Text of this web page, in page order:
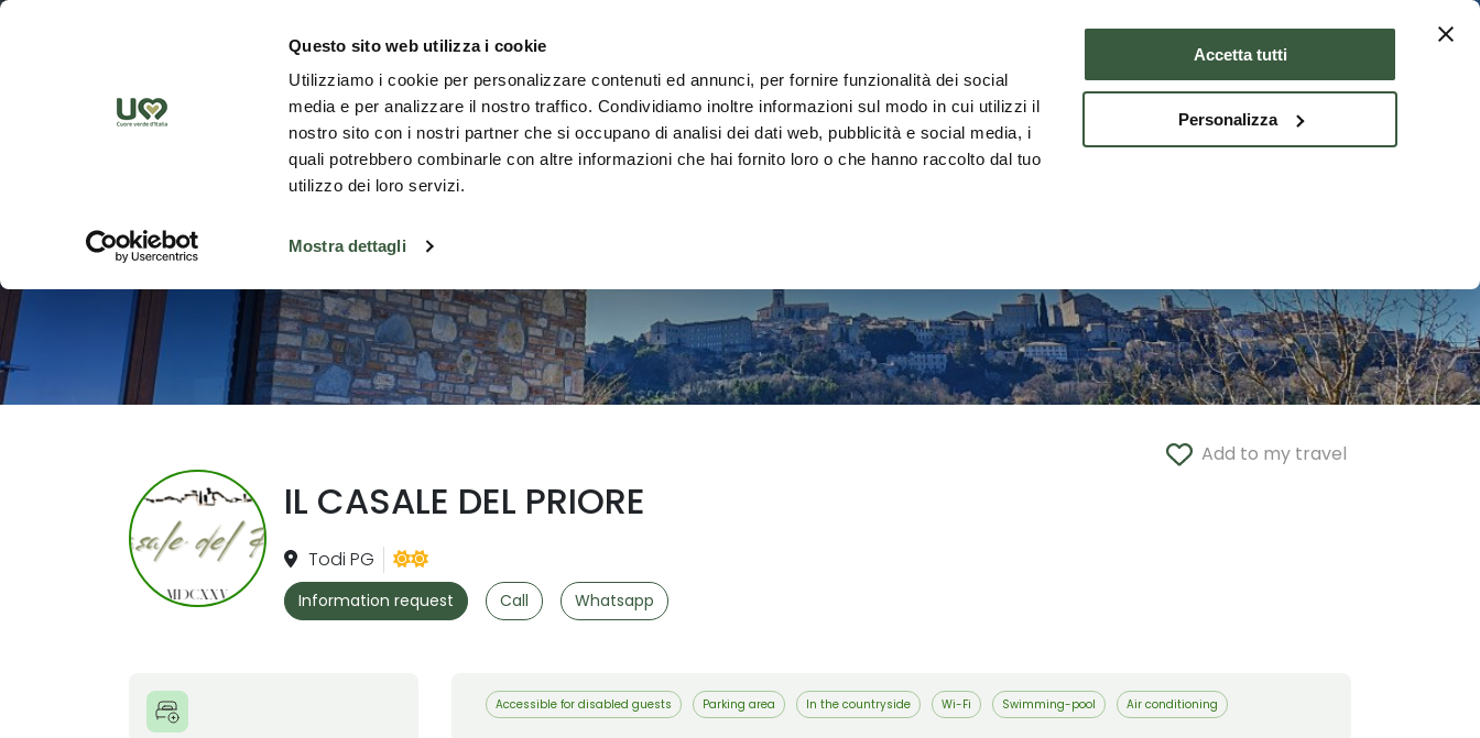
Questo sito web utilizza i cookie
Utilizziamo i cookie per personalizzare contenuti ed annunci, per fornire funzionalità dei social
media e per analizzare il nostro traffico. Condividiamo inoltre informazioni sul modo in cui utilizzi il
nostro sito con i nostri partner che si occupano di analisi dei dati web, pubblicità e social media, i
quali potrebbero combinarle con altre informazioni che hai fornito loro o che hanno raccolto dal tuo
utilizzo dei loro servizi.
Mostra dettagli
Accetta tutti
Personalizza
Discover the region
Add to my travel
IL CASALE DEL PRIORE
Todi PG
Information request Call Whatsapp
Accessible for disabled guests Parking area In the countryside Wi-Fi Swimming-pool Air conditioning